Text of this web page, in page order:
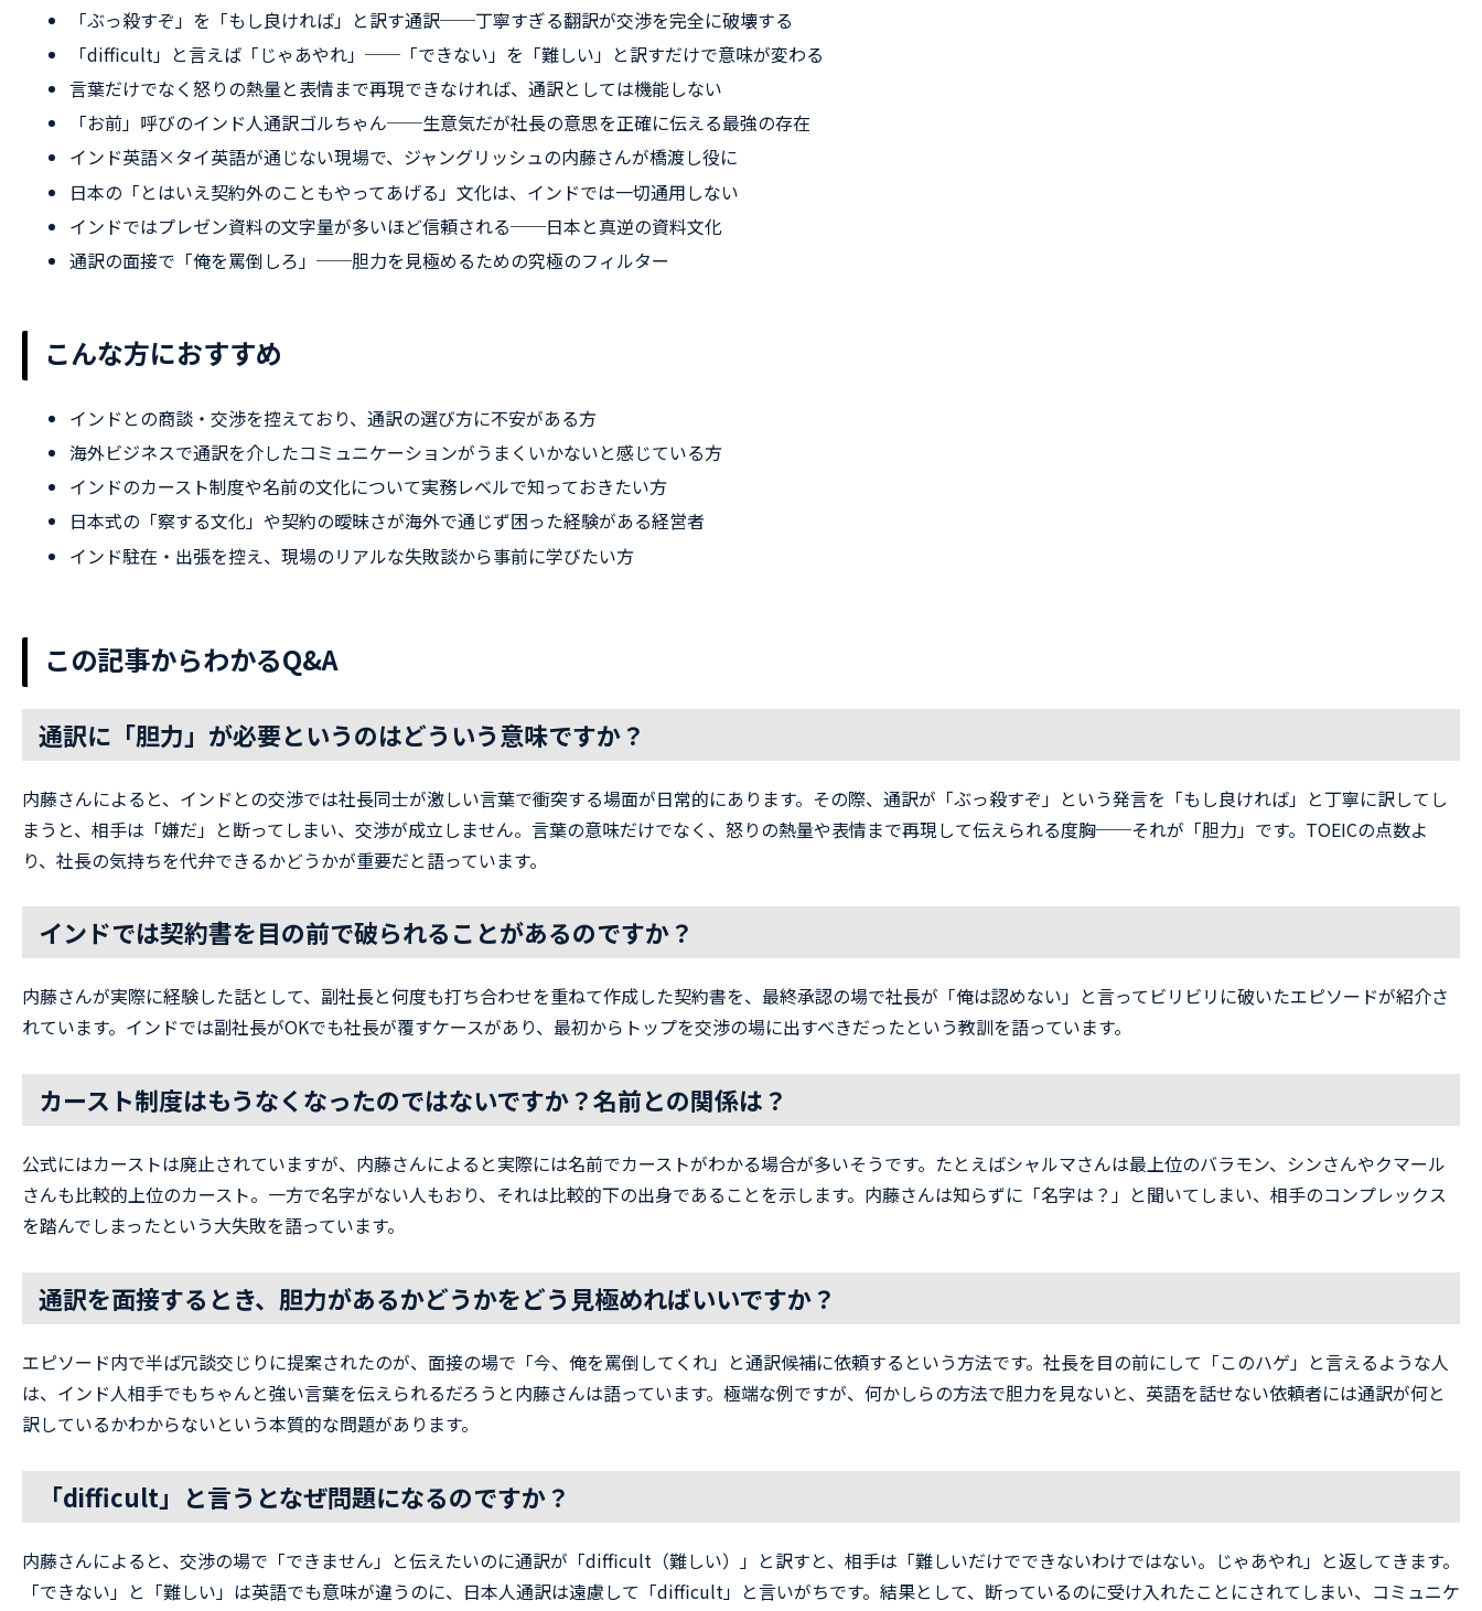
「ぶっ殺すぞ」を「もし良ければ」と訳す通訳──丁寧すぎる翻訳が交渉を完全に破壊する
「difficult」と言えば「じゃあやれ」──「できない」を「難しい」と訳すだけで意味が変わる
言葉だけでなく怒りの熱量と表情まで再現できなければ、通訳としては機能しない
「お前」呼びのインド人通訳ゴルちゃん──生意気だが社長の意思を正確に伝える最強の存在
インド英語×タイ英語が通じない現場で、ジャングリッシュの内藤さんが橋渡し役に
日本の「とはいえ契約外のこともやってあげる」文化は、インドでは一切通用しない
インドではプレゼン資料の文字量が多いほど信頼される──日本と真逆の資料文化
通訳の面接で「俺を罵倒しろ」──胆力を見極めるための究極のフィルター
こんな方におすすめ
インドとの商談・交渉を控えており、通訳の選び方に不安がある方
海外ビジネスで通訳を介したコミュニケーションがうまくいかないと感じている方
インドのカースト制度や名前の文化について実務レベルで知っておきたい方
日本式の「察する文化」や契約の曖昧さが海外で通じず困った経験がある経営者
インド駐在・出張を控え、現場のリアルな失敗談から事前に学びたい方
この記事からわかるQ&A
通訳に「胆力」が必要というのはどういう意味ですか？
内藤さんによると、インドとの交渉では社長同士が激しい言葉で衝突する場面が日常的にあります。その際、通訳が「ぶっ殺すぞ」という発言を「もし良ければ」と丁寧に訳してし
まうと、相手は「嫌だ」と断ってしまい、交渉が成立しません。言葉の意味だけでなく、怒りの熱量や表情まで再現して伝えられる度胸──それが「胆力」です。TOEICの点数よ
り、社長の気持ちを代弁できるかどうかが重要だと語っています。
インドでは契約書を目の前で破られることがあるのですか？
内藤さんが実際に経験した話として、副社長と何度も打ち合わせを重ねて作成した契約書を、最終承認の場で社長が「俺は認めない」と言ってビリビリに破いたエピソードが紹介さ
れています。インドでは副社長がOKでも社長が覆すケースがあり、最初からトップを交渉の場に出すべきだったという教訓を語っています。
カースト制度はもうなくなったのではないですか？名前との関係は？
公式にはカーストは廃止されていますが、内藤さんによると実際には名前でカーストがわかる場合が多いそうです。たとえばシャルマさんは最上位のバラモン、シンさんやクマール
さんも比較的上位のカースト。一方で名字がない人もおり、それは比較的下の出身であることを示します。内藤さんは知らずに「名字は？」と聞いてしまい、相手のコンプレックス
を踏んでしまったという大失敗を語っています。
通訳を面接するとき、胆力があるかどうかをどう見極めればいいですか？
エピソード内で半ば冗談交じりに提案されたのが、面接の場で「今、俺を罵倒してくれ」と通訳候補に依頼するという方法です。社長を目の前にして「このハゲ」と言えるような人
は、インド人相手でもちゃんと強い言葉を伝えられるだろうと内藤さんは語っています。極端な例ですが、何かしらの方法で胆力を見ないと、英語を話せない依頼者には通訳が何と
訳しているかわからないという本質的な問題があります。
「difficult」と言うとなぜ問題になるのですか？
内藤さんによると、交渉の場で「できません」と伝えたいのに通訳が「difficult（難しい）」と訳すと、相手は「難しいだけでできないわけではない。じゃあやれ」と返してきます。
「できない」と「難しい」は英語でも意味が違うのに、日本人通訳は遠慮して「difficult」と言いがちです。結果として、断っているのに受け入れたことにされてしまい、コミュニケ